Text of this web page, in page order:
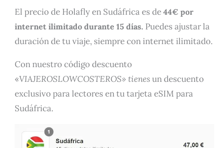
El precio de Holafly en Sudáfrica es de 44€ por
internet ilimitado durante 15 días. Puedes ajustar la
duración de tu viaje, siempre con internet ilimitado.
Con nuestro código descuento
«VIAJEROSLOWCOSTEROS» tienesun descuento
exclusivo para lectores en tu tarjeta eSIM para
Sudáfrica.